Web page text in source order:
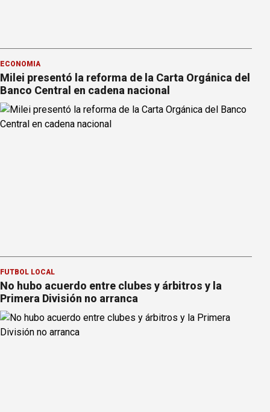
ECONOMÍA
Milei presentó la reforma de la Carta Orgánica del
Banco Central en cadena nacional
FÚTBOL LOCAL
No hubo acuerdo entre clubes y árbitros y la
Primera División no arranca